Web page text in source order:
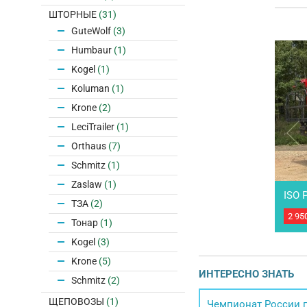
без
ISO
2
ИНТЕРЕСНО ЗНАТЬ
Чемпионат России
ШТОРНЫЕ (31)
GuteWolf (3)
Humbaur (1)
Kogel (1)
Koluman (1)
Krone (2)
LeciTrailer (1)
Orthaus (7)
Schmitz (1)
Zaslaw (1)
ТЗА (2)
Тонар (1)
Kogel (3)
Krone (5)
Schmitz (2)
ЩЕПОВОЗЫ (1)